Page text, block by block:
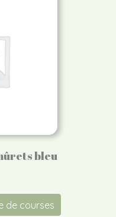
bleu
de courses